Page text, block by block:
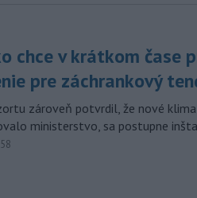
chce v krátkom čase
pre záchrankový
zároveň potvrdil, že nové
ministerstvo, sa postupne